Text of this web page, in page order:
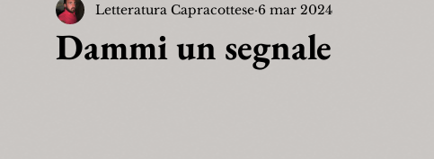
Personaggi Poesia Politica Religione
Dammi un segnale
Letteratura Capracottese 6 mar 2024